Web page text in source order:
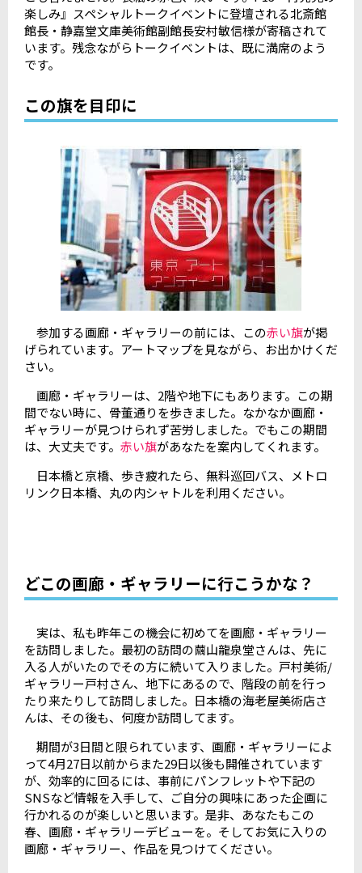
楽しみ』スペシャルトークイベントに登壇される北斎館
館長・静嘉堂文庫美術館副館長安村敏信様が寄稿されて
います。残念ながらトークイベントは、既に満席のよう
です。
この旗を目印に
参加する画廊・ギャラリーの前には、この赤い旗が掲
げられています。アートマップを見ながら、お出かけくだ
さい。
画廊・ギャラリーは、2階や地下にもあります。この期
間でない時に、骨董通りを歩きました。なかなか画廊・
ギャラリーが見つけられず苦労しました。でもこの期間
は、大丈夫です。 赤い旗があなたを案内してくれます。
日本橋と京橋、歩き疲れたら、無料巡回バス、メトロ
リンク日本橋、丸の内シャトルを利用ください。
どこの画廊・ギャラリーに行こうかな？
実は、私も昨年この機会に初めてを画廊・ギャラリー
を訪問しました。最初の訪問の繭山龍泉堂さんは、先に
入る人がいたのでその方に続いて入りました。戸村美術/
ギャラリー戸村さん、地下にあるので、階段の前を行っ
たり来たりして訪問しました。日本橋の海老屋美術店さ
んは、その後も、何度か訪問してます。
期間が3日間と限られています、画廊・ギャラリーによ
って4月27日以前からまた29日以後も開催されています
が、効率的に回るには、事前にパンフレットや下記の
SNSなど情報を入手して、ご自分の興味にあった企画に
行かれるのが楽しいと思います。是非、あなたもこの
春、画廊・ギャラリーデビューを。そしてお気に入りの
画廊・ギャラリー、作品を見つけてください。